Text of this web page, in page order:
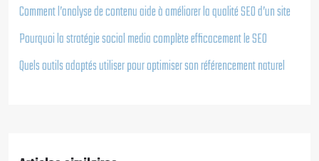
Comment l’analyse de contenu aide à améliorer la qualité SEO d’un site
Pourquoi la stratégie social media complète efficacement le SEO
Quels outils adaptés utiliser pour optimiser son référencement naturel